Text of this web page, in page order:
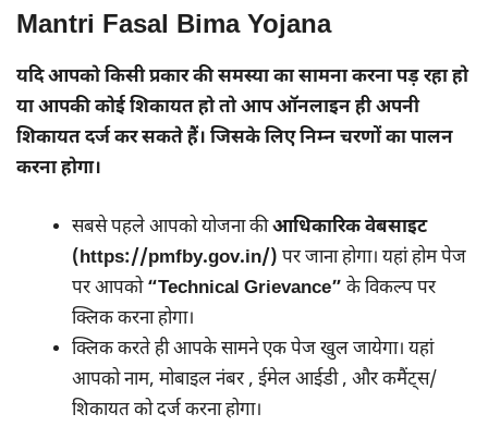
Mantri Fasal Bima Yojana
यदि आपको किसी प्रकार की समस्या का सामना करना पड़ रहा हो
या आपकी कोई शिकायत हो तो आप ऑनलाइन ही अपनी
शिकायत दर्ज कर सकते हैं। जिसके लिए निम्न चरणों का पालन
करना होगा।
सबसे पहले आपको योजना कीआधिकारिक वेबसाइट
(https://pmfby.gov.in/) पर जाना होगा। यहां होम पेज
पर आपको“Technical Grievance” के विकल्प पर
क्लिक करना होगा।
क्लिक करते ही आपके सामने एक पेज खुल जायेगा। यहां
आपको नाम, मोबाइल नंबर , ईमेल आईडी , और कमैंट्स/
शिकायत को दर्ज करना होगा।